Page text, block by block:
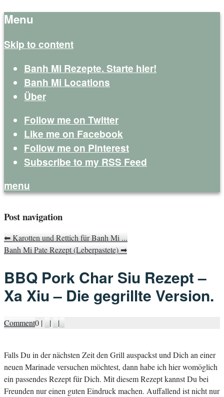
Menu
Skip to content
Banh Mi Rezepte. Starte hier!
Banh Mi Locations
Über
Follow me on Twitter
Like me on Facebook
Follow me on Pinterest
Subscribe to my RSS Feed
menu
Banh Mi Life
Post navigation
⬅Karotten und Rettich für Banh Mi ...
Banh Mi Pate Rezept (Leberpastete)➡
BBQ Pork Char Siu Rezept –
Xa Xiu – Die gegrillte Version.
Comment0 | | |
Falls Du in der nächsten Zeit den Grill auspackst und Dich an einer
neuen Marinade versuchen möchtest, dann habe ich hier womöglich
ein passendes Rezept für Dich. Mit diesem Rezept kannst Du bei
Freunden nur einen guten Eindruck machen. Auffallend ist nicht nur